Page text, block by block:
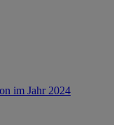
im Jahr 2024